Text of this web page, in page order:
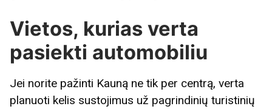
Vietos, kurias verta
pasiekti automobiliu
Jei norite pažinti Kauną ne tik per centrą, verta
planuoti kelis sustojimus už pagrindinių turistinių